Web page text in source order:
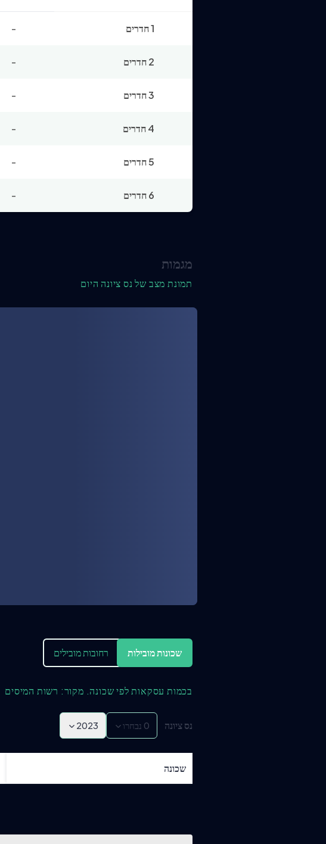
1 חדרים -
2 חדרים -
3 חדרים -
4 חדרים -
5 חדרים -
6 חדרים -
מגמות
תמונת מצב של נס ציונה היום
שכונות מובילות רחובות מובילים
בכמות עסקאות לפי שכונה. מקור: רשות המיסים
2023 0 נבחרו נס ציונה
שכונה